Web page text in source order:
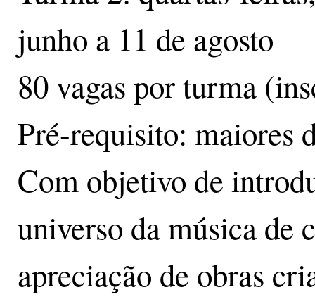
junho a 11 de agosto
80 vagas por turma
Pré-requisito: maiores
Com objetivo de
universo da música de
apreciação de obras